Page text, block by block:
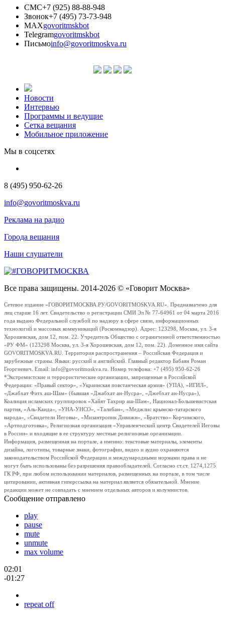
СМС+7 (925) 88-88-948
Звонок+7 (495) 73-73-948
MAXgovoritmskbot
Telegramgovoritmskbot
Письмоinfo@govoritmoskva.ru
Новости
Интервью
Программы и ведущие
Сетка вещания
Мобильное приложение
Мы в соцсетях
8 (495) 950-62-26
info@govoritmoskva.ru
Реклама на радио
Города вещания
Наши слушатели
Все права защищены. 2014-2026 © «Говорит Москва»
Сетевое издание «ГОВОРИТМОСКВА.РУ/GOVORITMOSKVA.RU». Предназначено для
лиц старше 16 лет. Свидетельство о регистрации СМИ Эл № 77-64961 от 04 марта 2016
года выдано Федеральной службой по надзору в сфере связи, информационных
технологий и массовых коммуникаций (Роскомнадзор). Адрес: 123298, Москва, ул. 3-я
Хорошевская, дом 12, пом. 22. Учредитель Общество с ограниченной ответственностью
«РУ ФМ» (123298 Москва, ул. 3-я Хорошевская, дом 12, пом. 22). Доменное имя сайта
GOVORITMOSKVA.RU. Территория распространения – Российская Федерация и
зарубежные страны. Языки: русский и английский. Главный редактор Бабаян Роман
Георгиевич. Email: info@govoritmoskva.ru. Номер телефона: +7 (495) 950-62-26
*Экстремистские и террористические организации, запрещенные в Российской
Федерации: «Правый сектор», «Украинская повстанческая армия» (УПА), «ИГИЛ»,
«Джабхат Фатх аш-Шам» (бывшая «Джабхат ан-Нусра», «Джебхат ан-Нусра»),
Коалиция исламских группировок «Хайят Тахрир аш-Шам», Национал-Большевистская
партия, «Аль-Каида», «УНА-УНСО», «Талибан», «Меджлис крымско-татарского
народа», «Свидетели Иеговы», «Мизантропик Дивижн», «Братство» Корчинского,
«Артподготовка», Религиозная организация «Управленческий центр Свидетелей Иеговы
в России» и входящие в ее структуру местные религиозные организации.
Информация, размещенная на портале, а именно: текстовые материалы, элементы
дизайна, логотипы, товарные знаки, фотографии, видео и аудио охраняются
законодательством Российской Федерации и международными нормами права и не
могут быть использованы без разрешения правообладателей. Согласно ст.ст. 1274,1275
ГК РФ, при любом использовании материалов, размещенных на портале, в том числе
цитировании, активная гиперссылка на материал является обязательной. Мнение
редакции может не совпадать с мнением отдельных авторов и колумнистов.
Сообщение отправлено
play
pause
mute
unmute
max volume
02:01
-01:27
repeat off